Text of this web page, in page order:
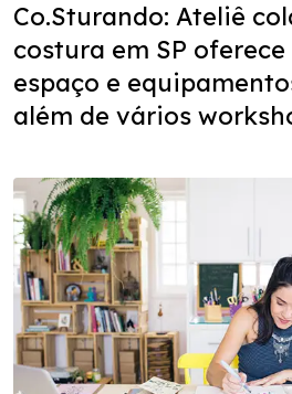
Co.Sturando: Ateliê
costura em SP
espaço e
além de vários